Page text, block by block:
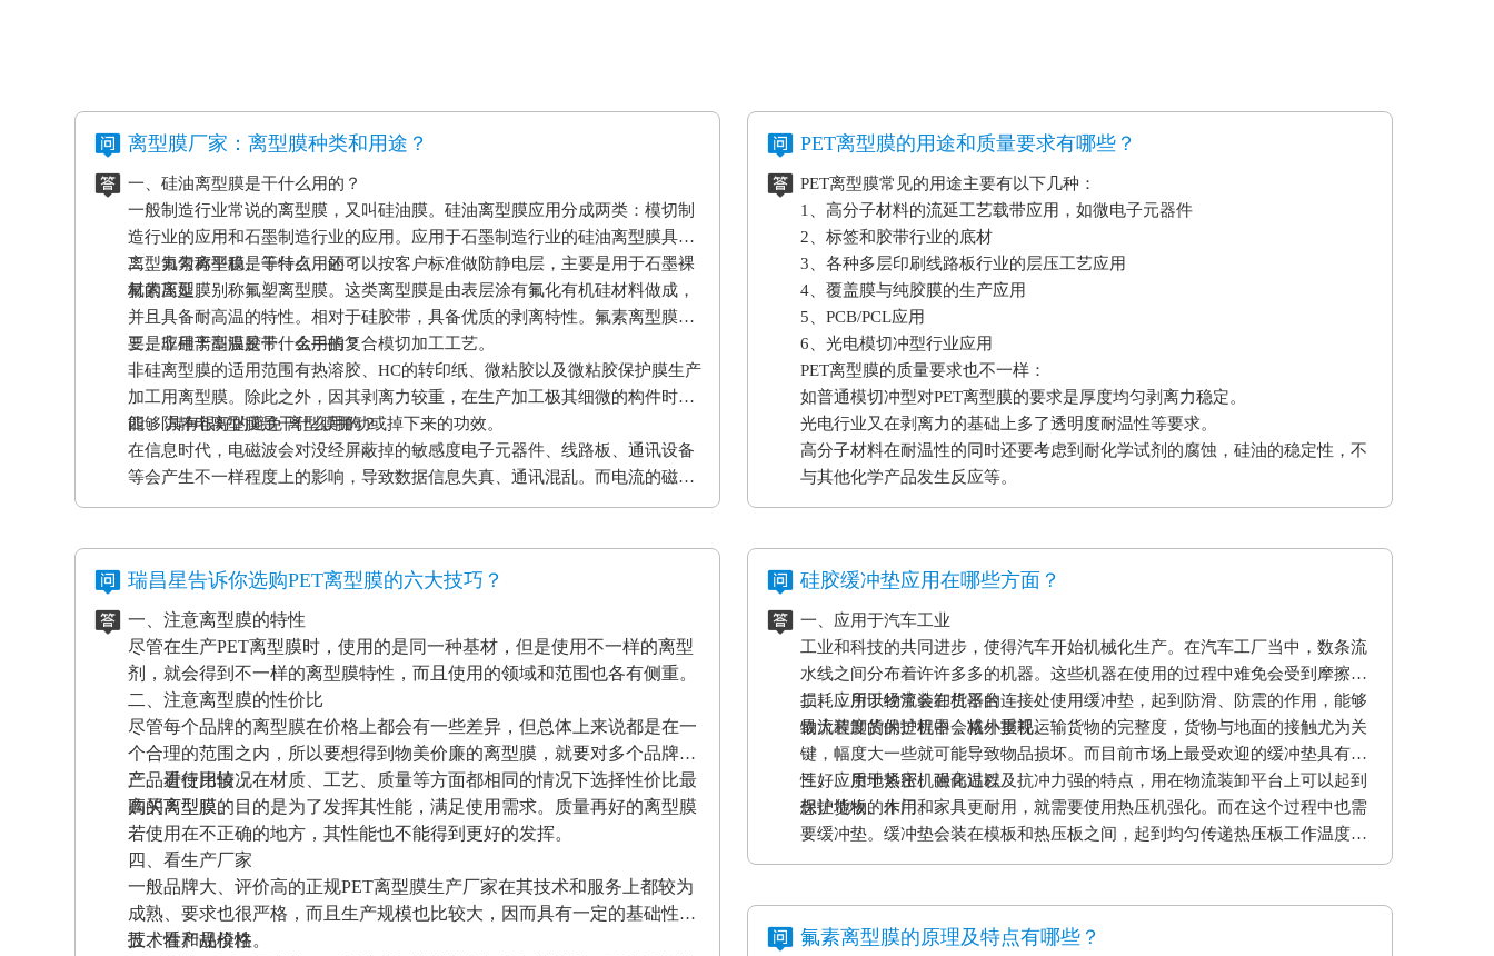
离型膜厂家：离型膜种类和用途？
一、硅油离型膜是干什么用的？
一般制造行业常说的离型膜，又叫硅油膜。硅油离型膜应用分成两类：模切制
造行业的应用和石墨制造行业的应用。应用于石墨制造行业的硅油离型膜具备
离型力匀称平稳、等特点，还可以按客户标准做防静电层，主要是用于石墨裸
材的压延。
二、氟素离型膜是干什么用的？
氟素离型膜别称氟塑离型膜。这类离型膜是由表层涂有氟化有机硅材料做成，
并且具备耐高温的特性。相对于硅胶带，具备优质的剥离特性。氟素离型膜主
要是应用于高温胶带、金手指复合模切加工工艺。
三、非硅离型膜是干什么用的？
非硅离型膜的适用范围有热溶胶、HC的转印纸、微粘胶以及微粘胶保护膜生产
加工用离型膜。除此之外，因其剥离力较重，在生产加工极其细微的构件时，
能够 具有很好的避免 离型膜挪动或掉下来的功效。
四、防静电离型膜是干什么用的？
在信息时代，电磁波会对没经屏蔽掉的敏感度电子元器件、线路板、通讯设备
等会产生不一样程度上的影响，导致数据信息失真、通讯混乱。而电流的磁效
应和磨擦产生的静电感应对各种各样敏感元件、仪表设备、一些化工原材料
PET离型膜的用途和质量要求有哪些？
PET离型膜常见的用途主要有以下几种：
1、高分子材料的流延工艺载带应用，如微电子元器件
2、标签和胶带行业的底材
3、各种多层印刷线路板行业的层压工艺应用
4、覆盖膜与纯胶膜的生产应用
5、PCB/PCL应用
6、光电模切冲型行业应用
PET离型膜的质量要求也不一样：
如普通模切冲型对PET离型膜的要求是厚度均匀剥离力稳定。
光电行业又在剥离力的基础上多了透明度耐温性等要求。
高分子材料在耐温性的同时还要考虑到耐化学试剂的腐蚀，硅油的稳定性，不
与其他化学产品发生反应等。
瑞昌星告诉你选购PET离型膜的六大技巧？
一、注意离型膜的特性
尽管在生产PET离型膜时，使用的是同一种基材，但是使用不一样的离型
剂，就会得到不一样的离型膜特性，而且使用的领域和范围也各有侧重。
二、注意离型膜的性价比
尽管每个品牌的离型膜在价格上都会有一些差异，但总体上来说都是在一
个合理的范围之内，所以要想得到物美价廉的离型膜，就要对多个品牌的
产品进行比较，在材质、工艺、质量等方面都相同的情况下选择性价比最
高的离型膜。
三、看使用情况
购买离型膜的目的是为了发挥其性能，满足使用需求。质量再好的离型膜
若使用在不正确的地方，其性能也不能得到更好的发挥。
四、看生产厂家
一般品牌大、评价高的正规PET离型膜生产厂家在其技术和服务上都较为
成熟、要求也很严格，而且生产规模也比较大，因而具有一定的基础性、
技术性和规模性。
五、看产品价格
硅胶缓冲垫应用在哪些方面？
一、应用于汽车工业
工业和科技的共同进步，使得汽车开始机械化生产。在汽车工厂当中，数条流
水线之间分布着许许多多的机器。这些机器在使用的过程中难免会受到摩擦和
损耗，所以经常会在机器的连接处使用缓冲垫，起到防滑、防震的作用，能够
最大程度的保护机器，减小损耗。
二、应用于物流装卸货平台
物流装卸货的过程中会格外重视运输货物的完整度，货物与地面的接触尤为关
键，幅度大一些就可能导致物品损坏。而目前市场上最受欢迎的缓冲垫具有弹
性好、质地紧密、耐高温以及抗冲力强的特点，用在物流装卸平台上可以起到
保护货物的作用。
三、应用于热压机强化过程
想让地板、木门和家具更耐用，就需要使用热压机强化。而在这个过程中也需
要缓冲垫。缓冲垫会装在模板和热压板之间，起到均匀传递热压板工作温度和
工作压力的作用。而且使用缓冲垫还可以使纸贴面和基板更加密致的粘合，最
氟素离型膜的原理及特点有哪些？